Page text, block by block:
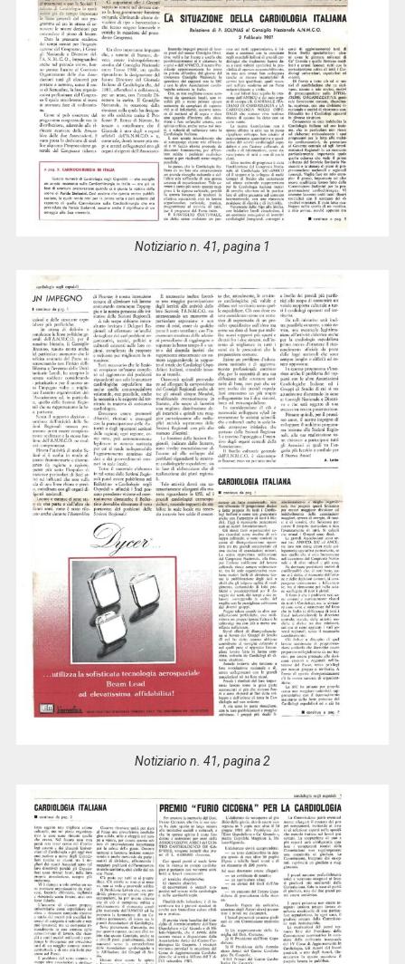
Notiziario n. 41, pagina 1
Notiziario n. 41, pagina 2